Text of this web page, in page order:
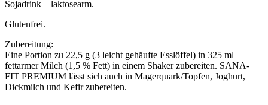
Sojadrink – laktosearm.
Glutenfrei.
Zubereitung:
Eine Portion zu 22,5 g (3 leicht gehäufte Esslöffel) in 325 ml
fettarmer Milch (1,5 % Fett) in einem Shaker zubereiten. SANA-
FIT PREMIUM lässt sich auch in Magerquark/Topfen, Joghurt,
Dickmilch und Kefir zubereiten.